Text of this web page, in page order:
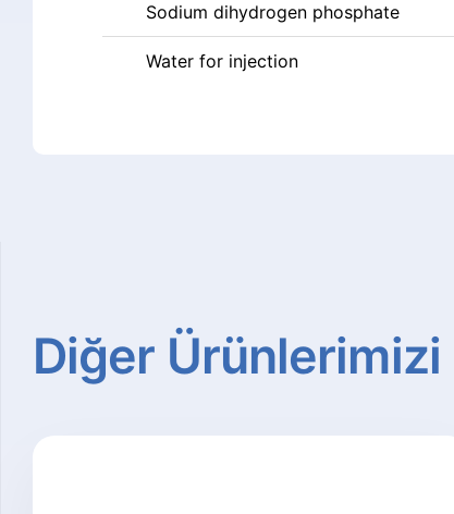
Sodium dihydrogen phosphate
Water for injection
Diğer Ürünlerimizi